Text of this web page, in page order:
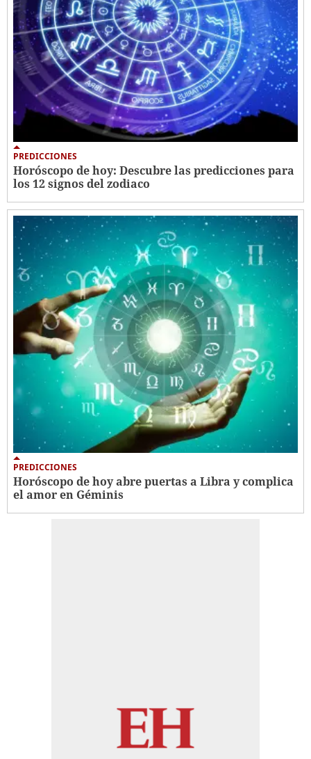
PREDICCIONES
Horóscopo de hoy: Descubre las predicciones para
los 12 signos del zodiaco
PREDICCIONES
Horóscopo de hoy abre puertas a Libra y complica
el amor en Géminis